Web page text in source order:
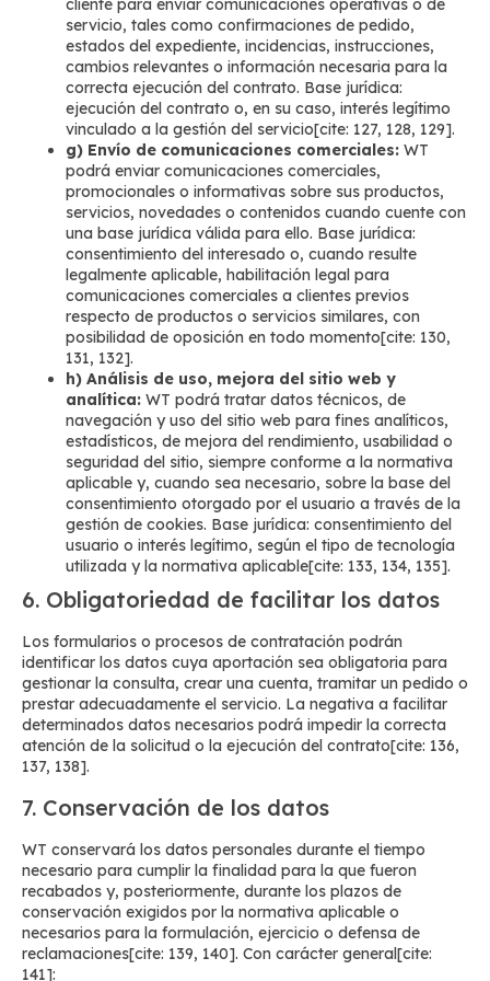
cliente para enviar comunicaciones operativas o de
servicio, tales como confirmaciones de pedido,
estados del expediente, incidencias, instrucciones,
cambios relevantes o información necesaria para la
correcta ejecución del contrato. Base jurídica:
ejecución del contrato o, en su caso, interés legítimo
vinculado a la gestión del servicio[cite: 127, 128, 129].
g) Envío de comunicaciones comerciales: WT
podrá enviar comunicaciones comerciales,
promocionales o informativas sobre sus productos,
servicios, novedades o contenidos cuando cuente con
una base jurídica válida para ello. Base jurídica:
consentimiento del interesado o, cuando resulte
legalmente aplicable, habilitación legal para
comunicaciones comerciales a clientes previos
respecto de productos o servicios similares, con
posibilidad de oposición en todo momento[cite: 130,
131, 132].
h) Análisis de uso, mejora del sitio web y
analítica: WT podrá tratar datos técnicos, de
navegación y uso del sitio web para fines analíticos,
estadísticos, de mejora del rendimiento, usabilidad o
seguridad del sitio, siempre conforme a la normativa
aplicable y, cuando sea necesario, sobre la base del
consentimiento otorgado por el usuario a través de la
gestión de cookies. Base jurídica: consentimiento del
usuario o interés legítimo, según el tipo de tecnología
utilizada y la normativa aplicable[cite: 133, 134, 135].
6. Obligatoriedad de facilitar los datos
Los formularios o procesos de contratación podrán
identificar los datos cuya aportación sea obligatoria para
gestionar la consulta, crear una cuenta, tramitar un pedido o
prestar adecuadamente el servicio. La negativa a facilitar
determinados datos necesarios podrá impedir la correcta
atención de la solicitud o la ejecución del contrato[cite: 136,
137, 138].
7. Conservación de los datos
WT conservará los datos personales durante el tiempo
necesario para cumplir la finalidad para la que fueron
recabados y, posteriormente, durante los plazos de
conservación exigidos por la normativa aplicable o
necesarios para la formulación, ejercicio o defensa de
reclamaciones[cite: 139, 140]. Con carácter general[cite:
141]: